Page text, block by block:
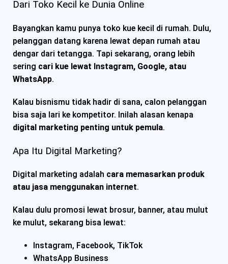
Dari Toko Kecil ke Dunia Online
Bayangkan kamu punya toko kue kecil di rumah. Dulu,
pelanggan datang karena lewat depan rumah atau
dengar dari tetangga. Tapi sekarang, orang lebih
sering cari kue lewat Instagram, Google, atau
WhatsApp.
Kalau bisnismu tidak hadir di sana, calon pelanggan
bisa saja lari ke kompetitor. Inilah alasan kenapa
digital marketing penting untuk pemula.
Apa Itu Digital Marketing?
Digital marketing adalah cara memasarkan produk
atau jasa menggunakan internet.
Kalau dulu promosi lewat brosur, banner, atau mulut
ke mulut, sekarang bisa lewat:
Instagram, Facebook, TikTok
WhatsApp Business